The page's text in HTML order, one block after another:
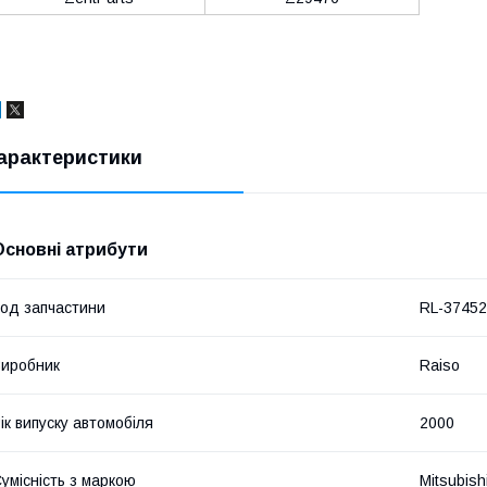
атрибути
запчастини RL-
Raiso
випуску автомобіля 2000
з маркою Mitsubishi